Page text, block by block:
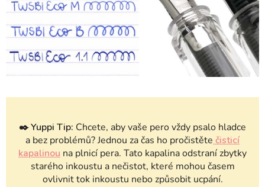
✒️Yuppi Tip: Chcete, aby vaše pero vždy psalo hladce
a bez problémů? Jednou za čas ho pročistěte čisticí
kapalinou na plnicí pera. Tato kapalina odstraní zbytky
starého inkoustu a nečistot, které mohou časem
ovlivnit tok inkoustu nebo způsobit ucpání.